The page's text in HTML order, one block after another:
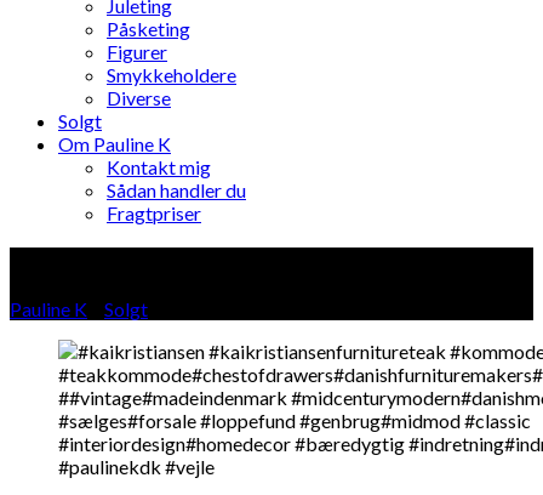
Juleting
Påsketing
Figurer
Smykkeholdere
Diverse
Solgt
Om Pauline K
Kontakt mig
Sådan handler du
Fragtpriser
Pauline K Solgt